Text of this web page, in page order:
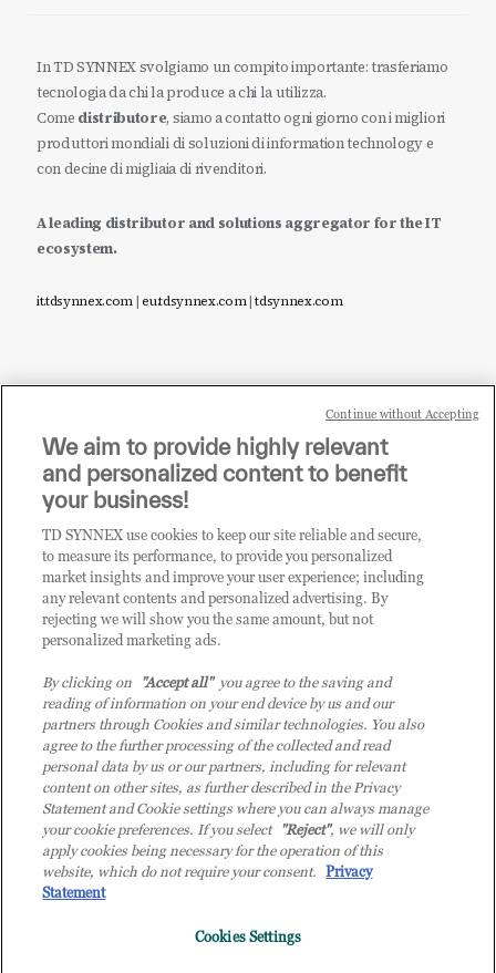
In TD SYNNEX svolgiamo un compito importante: trasferiamo
tecnologia da chi la produce a chi la utilizza.
Come distributore, siamo a contatto ogni giorno con i migliori
produttori mondiali di soluzioni di information technology e
con decine di migliaia di rivenditori.
A leading distributor and solutions aggregator for the IT
ecosystem.
it.tdsynnex.com|eu.tdsynnex.com|tdsynnex.com
Sei un rivenditore di tecnologia e desideri acquistare
i prodotti o le soluzioni trattate sul blog?
CLICCA QUI E DIVENTA
CLIENTE TD SYNNEX
© 2026 TD SYNNEX Italy S.r.l. - Sede legale: via Luigi Russolo 9, 20138 Milano
(MI) - Numero di iscrizione al Registro delle Imprese di Milano e Codice Fiscale:
07092780159 - P.IVA: 07092780159 - Eur 12.569.000,00 i.v - TD SYNNEX e TD
in altri Paesi. Società a socio unico soggetta all’attività di direzione e coordinamento
We aim to provide highly relevant
and personalized content to benefit
your business!
TD SYNNEX use cookies to keep our site reliable and secure,
to measure its performance, to provide you personalized
market insights and improve your user experience; including
any relevant contents and personalized advertising. By
rejecting we will show you the same amount, but not
personalized marketing ads.
By clicking on "Accept all"you agree to the saving and
reading of information on your end device by us and our
partners through Cookies and similar technologies. You also
agree to the further processing of the collected and read
personal data by us or our partners, including for relevant
content on other sites, as further described in the Privacy
Statement and Cookie settings where you can always manage
your cookie preferences. If you select "Reject", we will only
apply cookies being necessary for the operation of this
website, which do not require your consent. Privacy
Statement
Cookies Settings
Continue without Accepting